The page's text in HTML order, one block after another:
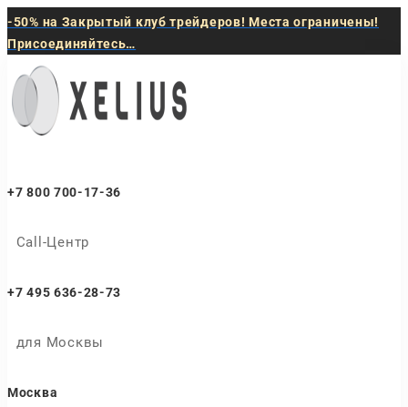
-50% на Закрытый клуб трейдеров! Места ограничены!
Присоединяйтесь…
+7 800 700-17-36
Call-Центр
+7 495 636-28-73
для Москвы
Москва